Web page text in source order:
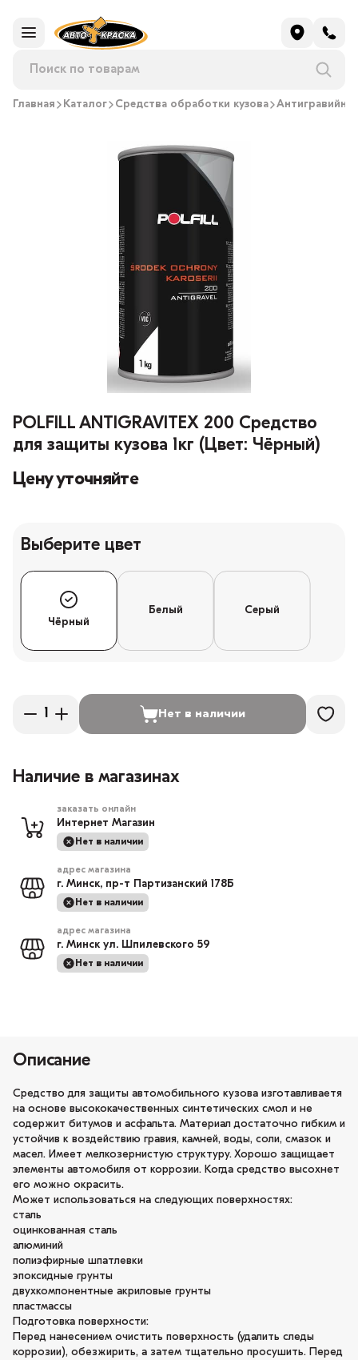
Главная Каталог Средства обработки кузова
POLFILL ANTIGRAVITEX 200 Средство
для защиты кузова 1кг (Цвет: Чёрный)
Цену уточняйте
Выберите цвет
Чёрный
Белый Серый
Нет в наличии
Наличие в магазинах
заказать онлайн
Интернет Магазин
Нет в наличии
адрес магазина
г. Минск, пр-т Партизанский 178Б
Нет в наличии
адрес магазина
г. Минск ул. Шпилевского 59
Нет в наличии
Описание
Средство для защиты автомобильного кузова изготавливаетя
на основе высококачественных синтетических смол и не
содержит битумов и асфальта. Материал достаточно гибким и
устойчив к воздействию гравия, камней, воды, соли, смазок и
масел. Имеет мелкозернистую структуру. Хорошо защищает
элементы автомобиля от коррозии. Когда средство высохнет
его можно окрасить.
Может использоваться на следующих поверхностях:
сталь
оцинкованная сталь
алюминий
полиэфирные шпатлевки
эпоксидные грунты
двухкомпонентные акриловые грунты
пластмассы
Подготовка поверхности:
Перед нанесением очистить поверхность (удалить следы
коррозии), обезжирить, а затем тщательно просушить. Перед